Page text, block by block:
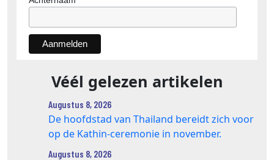
Véél gelezen artikelen
Augustus 8, 2026
De hoofdstad van Thailand bereidt zich voor
op de Kathin-ceremonie in november.
Augustus 8, 2026